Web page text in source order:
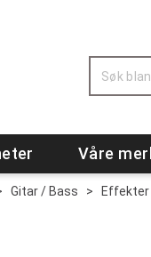
Våre
Gitar / Bass >